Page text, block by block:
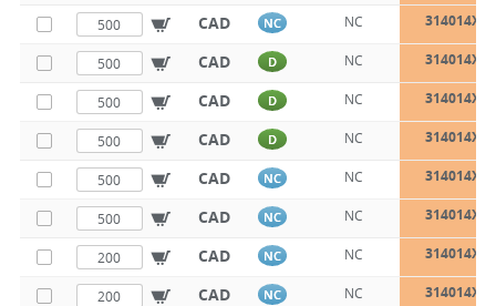
CAD NC NC 314014X12
CAD D NC 314014X16
CAD D NC 314014X20
CAD D NC 314014X25
CAD NC NC 314014X30
CAD NC NC 314014X35
CAD NC NC 314014X40
CAD NC NC 314014X50